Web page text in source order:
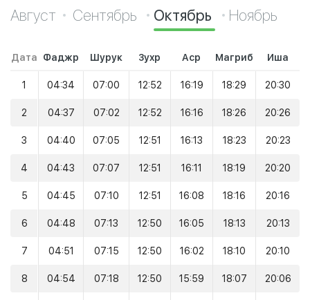
Август Сентябрь Октябрь Ноябрь
Дата Фаджр Шурук Зухр Аср Магриб Иша
1 04:34 07:00 12:52 16:19 18:29 20:30
2 04:37 07:02 12:52 16:16 18:26 20:26
3 04:40 07:05 12:51 16:13 18:23 20:23
4 04:43 07:07 12:51 16:11 18:19 20:20
5 04:45 07:10 12:51 16:08 18:16 20:16
6 04:48 07:13 12:50 16:05 18:13 20:13
7 04:51 07:15 12:50 16:02 18:10 20:10
8 04:54 07:18 12:50 15:59 18:07 20:06